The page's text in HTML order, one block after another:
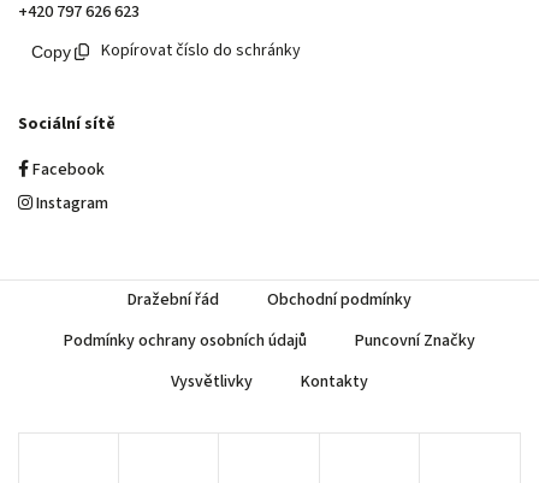
+420 797 626 623
Kopírovat číslo do schránky
Sociální sítě
Facebook
Instagram
Dražební řád
Obchodní podmínky
Podmínky ochrany osobních údajů
Puncovní Značky
Vysvětlivky
Kontakty